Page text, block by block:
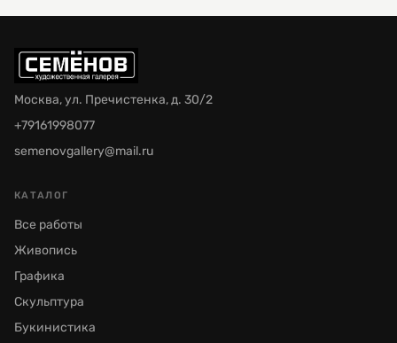
Москва, ул. Пречистенка, д. 30/2
+79161998077
semenovgallery@mail.ru
КАТАЛОГ
Все работы
Живопись
Графика
Скульптура
Букинистика